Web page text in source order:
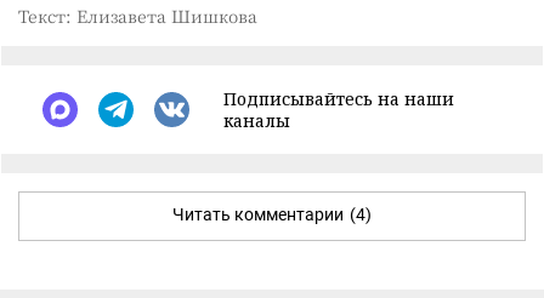
Текст: Елизавета Шишкова
Подписывайтесь на наши
каналы
Читать комментарии (4)